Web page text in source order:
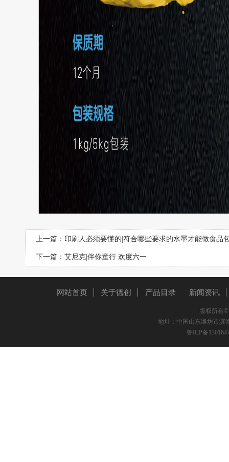
上一篇： 印刷人必须要懂的|符合哪些要求的水墨才能做食品
下一篇： 艾尼克|伴你童行 欢度六一
网站首页 关于德创 产品目录 新闻资讯
版权所有
地址：中国山东潍坊市
鲁ICP备